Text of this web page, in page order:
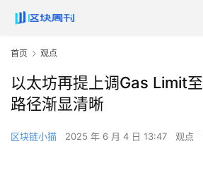
首页 观点
以太坊再提上调Gas Limit
路径渐显清晰
区块链小猫 2025 年 6 月 4 日 13:47 观点